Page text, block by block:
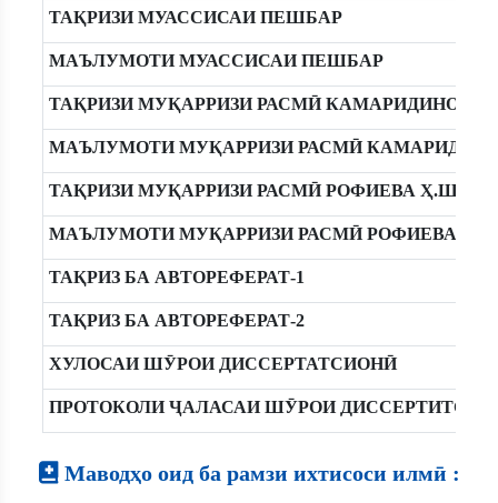
ТАҚРИЗИ МУАССИСАИ ПЕШБАР
МАЪЛУМОТИ МУАССИСАИ ПЕШБАР
ТАҚРИЗИ МУҚАРРИЗИ РАСМӢ КАМАРИДИНОВ
МАЪЛУМОТИ МУҚАРРИЗИ РАСМӢ
ТАҚРИЗИ МУҚАРРИЗИ РАСМӢ РОФИЕВА Ҳ.Ш.
МАЪЛУМОТИ МУҚАРРИЗИ РАСМӢ РОФИЕВА
ТАҚРИЗ БА АВТОРЕФЕРАТ-1
ТАҚРИЗ БА АВТОРЕФЕРАТ-2
ХУЛОСАИ ШӮРОИ ДИССЕРТАТСИОНӢ
ПРОТОКОЛИ ҶАЛАСАИ ШӮРОИ
Маводҳо оид ба рамзи ихтисоси илмӣ :